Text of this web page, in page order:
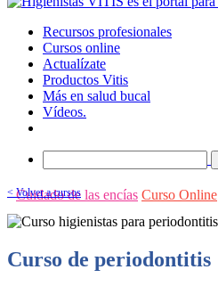
Recursos profesionales
Cursos online
Actualízate
Productos Vitis
Más en salud bucal
Vídeos.
< Volver a cursos
Cuidado de las encías Curso Online
Curso de periodontitis